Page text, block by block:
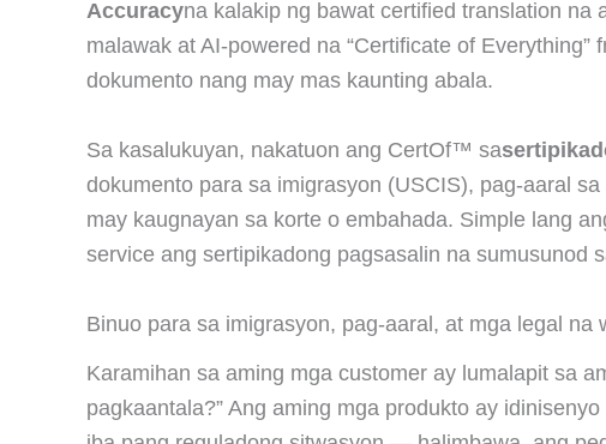
Accuracyna kalakip ng bawat certified translation
malawak at AI-powered na “Certificate of
dokumento nang may mas kaunting abala.
Sa kasalukuyan, nakatuon ang CertOf™ sa
dokumento para sa imigrasyon (USCIS), pag-aaral
may kaugnayan sa korte o embahada. Simple lang
service ang sertipikadong pagsasalin na sumusunod
Binuo para sa imigrasyon, pag-aaral, at mga legal na
Karamihan sa aming mga customer ay lumalapit sa
pagkaantala?” Ang aming mga produkto ay